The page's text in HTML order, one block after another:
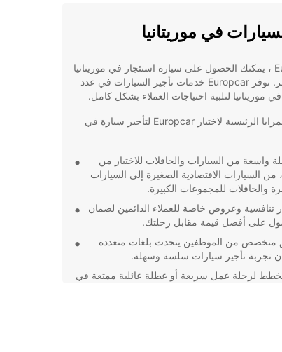
في موريتانيا
مع Europcar ، يمكنك الحصول على سيارة استئجار في موريتانيا
بسهولة ويسر. توفر Europcar خدمات تأجير السيارات في عدد
موريتانيا لتلبية احتياجات العملاء بشكل كامل.
إليك بعض المزايا الرئيسية لاختيار Europcar لتأجير سيارة في
واسعة من السيارات والحافلات للاختيار من
، من السيارات الاقتصادية الصغيرة إلى السيارات
والحافلات للمجموعات الكبيرة.
تنافسية وعروض خاصة للعملاء الدائمين لضمان
على أفضل قيمة مقابل رحلتك.
متخصص من الموظفين يتحدث بلغات متعددة
تجربة تأجير سيارات سلسة وسهلة.
لرحلة عمل سريعة أو عطلة عائلية ممتعة في